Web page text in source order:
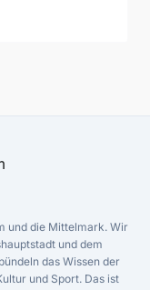
und die Mittelmark. Wir
und dem
das Wissen der
und Sport. Das ist